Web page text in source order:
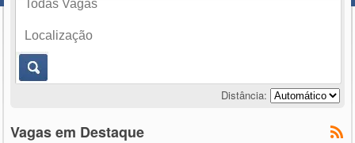
Distância:
Vagas em Destaque